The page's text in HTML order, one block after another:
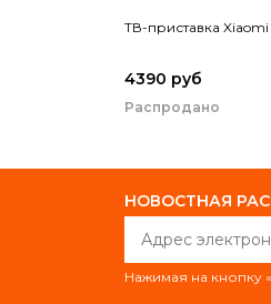
ТВ-приставка Xiaomi
4390 руб
Распродано
НОВОСТНАЯ
Нажимая на кнопку